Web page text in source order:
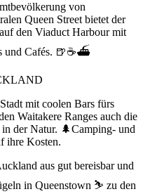
von
Queen Street bietet der
den Viaduct Harbour mit
und Cafés. 🍺☕⛴️
mit coolen Bars fürs
Waitakere Ranges auch die
der Natur. 🌲Camping- und
ihre Kosten.
aus gut bereisbar und
in Queenstown ⛷️ zu den